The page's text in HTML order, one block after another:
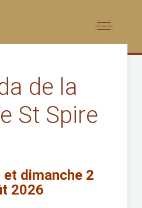
de la
St Spire
et dimanche 2
2026